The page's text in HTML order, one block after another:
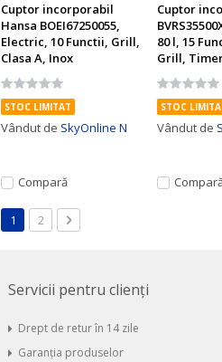
Cuptor incorporabil
Hansa BOEI67250055,
Electric, 10 Functii, Grill,
Clasa A, Inox
Rating:
0%
STOC LIMITAT
Vândut de SkyOnline N
Compară
Cuptor
80 l, 15
Grill,
Negru/Inox
Rating:
0%
STOC
Vândut de
Pagină
În acest moment citiți pagina
1 Pagină
2 Pagină
Următor
Servicii pentru clienți
Drept de retur în 14 zile
Garanția produselor